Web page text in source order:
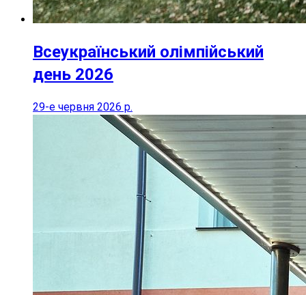
Всеукраїнський олімпійський
день 2026
29-е червня 2026 р.